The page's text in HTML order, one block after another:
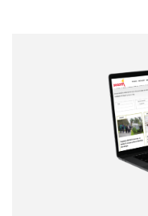
Correo
Tipo de